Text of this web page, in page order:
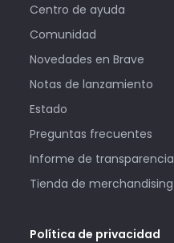
Centro de ayuda
Comunidad
Novedades en Brave
Notas de lanzamiento
Estado
Preguntas frecuentes
Informe de transparencia
Tienda de merchandising
Política de privacidad